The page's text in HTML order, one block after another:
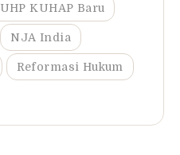
KUHAP Baru
NJA India
Reformasi Hukum